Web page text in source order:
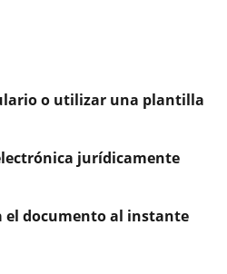
o utilizar una plantilla
jurídicamente
el documento al instante